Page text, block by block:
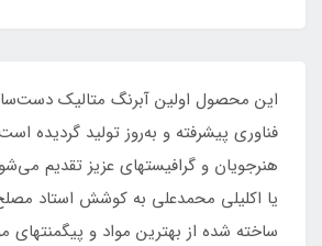
این محصول اولین آبرنگ متالیک
فناوری پیشرفته و به‌روز تولید گردیده
هنرجویان و گرافیستهای عزیز تقدیم
یا اکلیلی محمدعلی به کوشش استاد
ساخته شده از بهترین مواد و